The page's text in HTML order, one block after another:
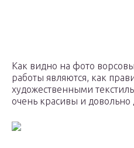
Как видно на фото
работы являются, как
художественными
очень красивы и довольно